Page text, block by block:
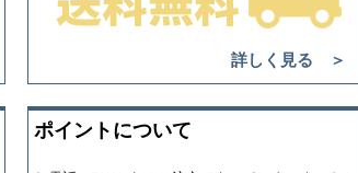
詳しく見る ＞
ポイントについて